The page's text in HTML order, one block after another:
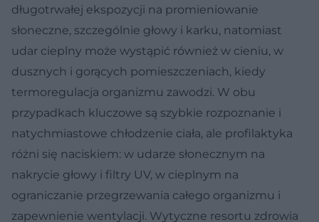
długotrwałej ekspozycji na promieniowanie
słoneczne, szczególnie głowy i karku, natomiast
udar cieplny może wystąpić również w cieniu, w
dusznych i gorących pomieszczeniach, kiedy
termoregulacja organizmu zawodzi. W obu
przypadkach kluczowe są szybkie rozpoznanie i
natychmiastowe chłodzenie ciała, ale profilaktyka
różni się naciskiem: w udarze słonecznym na
nakrycie głowy i filtry UV, w cieplnym na
ograniczanie przegrzewania całego organizmu i
zapewnienie wentylacji. Wytyczne resortu zdrowia